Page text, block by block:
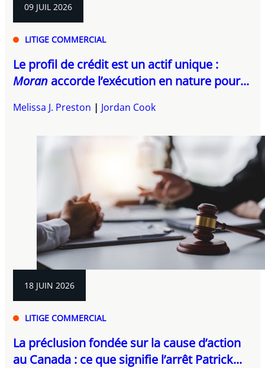
09 JUIL 2026
LITIGE COMMERCIAL
Le profil de crédit est un actif unique :
Moran accorde l’exécution en nature pour...
Melissa J. Preston Jordan Cook
18 JUIN 2026
LITIGE COMMERCIAL
La préclusion fondée sur la cause d’action
au Canada : ce que signifie l’arrêt Patrick...